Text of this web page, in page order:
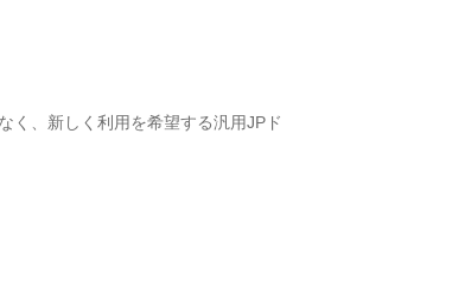
く、新しく利用を希望する汎用JPド